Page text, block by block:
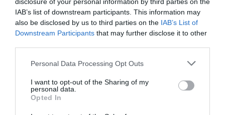
IAB’s list of downstream participants. This information may
also be disclosed by us to third parties on the IAB’s List of
Downstream Participants that may further disclose it to other
Please note that this website/app uses one or more Google
not limited to your visit or usage behaviour. You may click to
grant or deny consent to Google and its third-party tags to
use your data for below specified purposes in below Google
Personal Data Processing Opt Outs
I want to opt-out of the Sharing of my
personal data.
Opted In